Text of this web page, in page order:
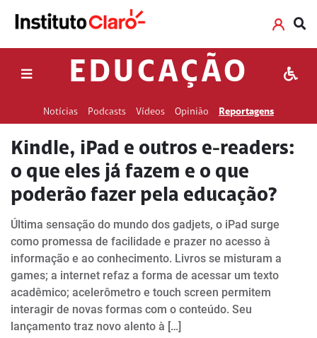
EDUCAÇÃO
Notícias Podcasts Vídeos Opinião Reportagens
Kindle, iPad e outros e-readers:
o que eles já fazem e o que
poderão fazer pela educação?
Última sensação do mundo dos gadjets, o iPad surge
como promessa de facilidade e prazer no acesso à
informação e ao conhecimento. Livros se misturam a
games; a internet refaz a forma de acessar um texto
acadêmico; acelerômetro e touch screen permitem
interagir de novas formas com o conteúdo. Seu
lançamento traz novo alento à […]